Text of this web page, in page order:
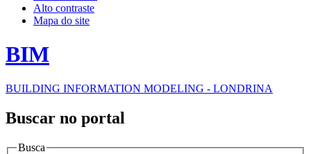
Alto contraste
Mapa do site
BIM
BUILDING INFORMATION MODELING - LONDRINA
Buscar no portal
Busca